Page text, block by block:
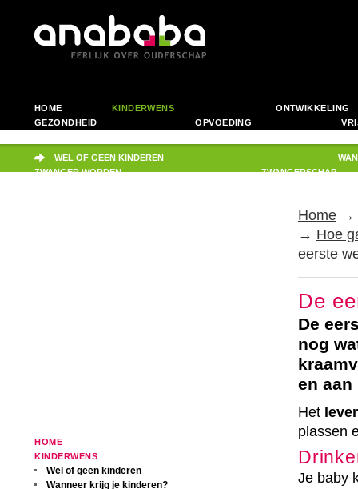
HOME KINDERWENS
ONTWIKKELING
GEZONDHEID
OPVOEDING
WEL OF GEEN KINDEREN
ZWANGER WORDEN
ZWANGERSCHAP
HOME
KINDERWENS
Wel of geen kinderen
Wanneer krijg je kinderen?
Home →
→ Hoe
eerste
De
De
nog
en aan
Het
plassen
Je baby